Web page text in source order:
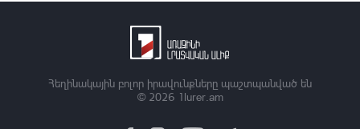
ԵՏՀ խորհրդի որոշմամբ Հայաստանը 2026-ին
քվոտա. Պապոյան
Հեղինակային բոլոր իրավունքները պաշտպանված են
© 2026 1lurer.am